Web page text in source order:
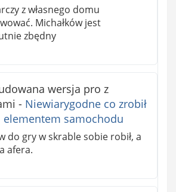
z własnego domu
Michałków jest
zbędny
wersja pro z
- Niewiarygodne co zrobił
elementem samochodu
do gry w skrable sobie robił, a
afera.